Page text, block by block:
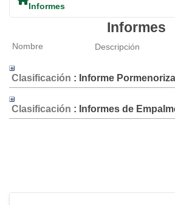
Informes
Informes
Nombre Descripción
Clasificación : Informe
Clasificación : Informes de